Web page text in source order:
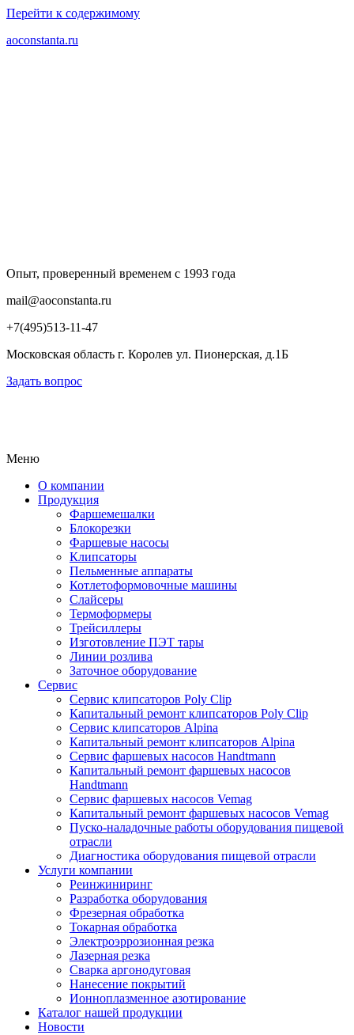
Перейти к содержимому
aoconstanta.ru
Опыт, проверенный временем с 1993 года
mail@aoconstanta.ru
+7(495)513-11-47
Московская область г. Королев ул. Пионерская, д.1Б
Задать вопрос
Меню
О компании
Продукция
Фаршемешалки
Блокорезки
Фаршевые насосы
Клипсаторы
Пельменные аппараты
Котлетоформовочные машины
Слайсеры
Термоформеры
Трейсиллеры
Изготовление ПЭТ тары
Линии розлива
Заточное оборудование
Сервис
Сервис клипсаторов Poly Clip
Капитальный ремонт клипсаторов Poly Clip
Сервис клипсаторов Alpina
Капитальный ремонт клипсаторов Alpina
Сервис фаршевых насосов Handtmann
Капитальный ремонт фаршевых насосов
Handtmann
Сервис фаршевых насосов Vemag
Капитальный ремонт фаршевых насосов Vemag
Пуско-наладочные работы оборудования пищевой
отрасли
Диагностика оборудования пищевой отрасли
Услуги компании
Реинжиниринг
Разработка оборудования
Фрезерная обработка
Токарная обработка
Электроэррозионная резка
Лазерная резка
Сварка аргонодуговая
Нанесение покрытий
Ионноплазменное азотирование
Каталог нашей продукции
Новости